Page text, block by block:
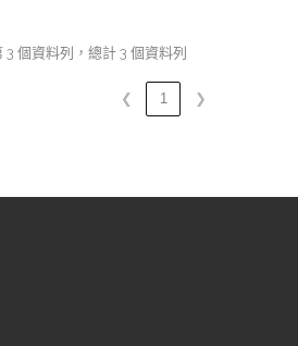
3 個資料列，總計 3 個資料列
❮ 1 ❯